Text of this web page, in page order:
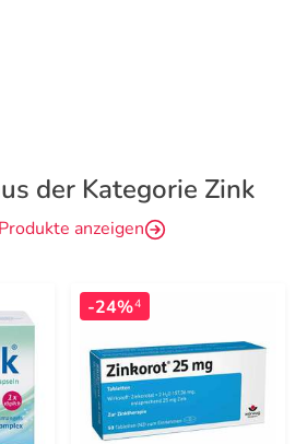
der Kategorie Zink
anzeigen
-24%4